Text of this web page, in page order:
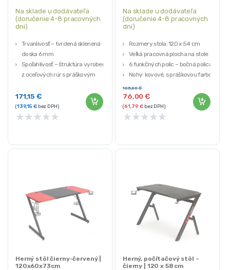
Na sklade u dodávateľa
(doručenie 4-8 pracovných
dni)
Trvanlivosť – tvrdená sklenená
doska 6 mm
Spoľahlivosť – štruktúra vyrobená
z oceľových rúr s práškovým
Objem – stôl s rozmermi 104 x 60
cm a nastaviteľnou výškou v
rozsahu 80 – 125 cm
Mobilita – stôl vybavený kolesami
171,15€
(139,15€bez DPH)
★★★★★
Na sklade u dodávateľa
(doručenie 4-8 pracovných
dni)
Rozmery stola: 120 x 54 cm
Veľká pracovná plocha na stole
6 funkčných políc – bočná polica
Nohy: kovové, s práškovou farbou
76,00€
105,00€
(61,79€bez DPH)
★★★★★
Herný stôl čierny-červený |
120x60x73cm
Herný, počítačový stôl –
čierny | 120 x 58 cm